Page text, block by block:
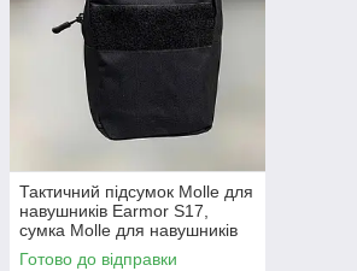
Тактичний підсумок Molle для
навушників Earmor S17,
сумка Molle для навушників
S17 (18952)
Готово до відправки